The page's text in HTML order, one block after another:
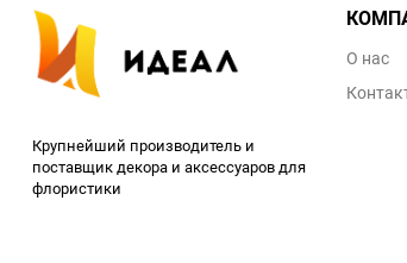
Крупнейший производитель и
поставщик декора и аксессуаров для
флористики
О нас